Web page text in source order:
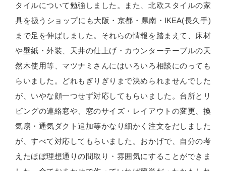
タイルについて勉強しました。また、北欧スタイルの家
具を扱うショップにも大阪・京都・県南・IKEA(長久手)
まで足を伸ばしました。それらの情報を踏まえて、床材
や壁紙・外装、天井の仕上げ・カウンターテーブルの天
然木使用等、マツナミさんにはいろいろ相談にのっても
らいました。どれもぎりぎりまで決められませんでした
が、いやな顔一つせず対応してもらいました。台所とリ
ビングの連絡窓や、窓のサイズ・レイアウトの変更、換
気扇・通気ダクト追加等かなり細かく注文をだしました
が、すべて対応してもらいました。おかげで、自分の考
えたほぼ理想通りの間取り・雰囲気にすることができま